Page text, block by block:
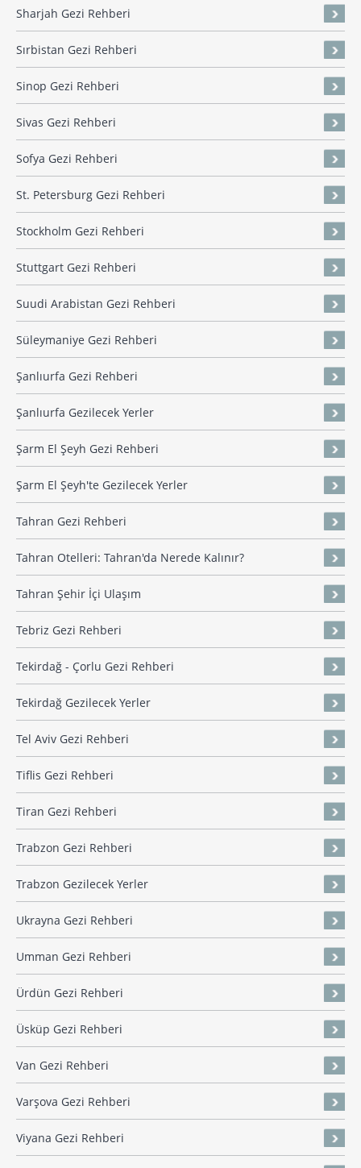
Sharjah Gezi Rehberi
Sırbistan Gezi Rehberi
Sinop Gezi Rehberi
Sivas Gezi Rehberi
Sofya Gezi Rehberi
St. Petersburg Gezi Rehberi
Stockholm Gezi Rehberi
Stuttgart Gezi Rehberi
Suudi Arabistan Gezi Rehberi
Süleymaniye Gezi Rehberi
Şanlıurfa Gezi Rehberi
Şanlıurfa Gezilecek Yerler
Şarm El Şeyh Gezi Rehberi
Şarm El Şeyh'te Gezilecek Yerler
Tahran Gezi Rehberi
Tahran Otelleri: Tahran'da Nerede Kalınır?
Tahran Şehir İçi Ulaşım
Tebriz Gezi Rehberi
Tekirdağ - Çorlu Gezi Rehberi
Tekirdağ Gezilecek Yerler
Tel Aviv Gezi Rehberi
Tiflis Gezi Rehberi
Tiran Gezi Rehberi
Trabzon Gezi Rehberi
Trabzon Gezilecek Yerler
Ukrayna Gezi Rehberi
Umman Gezi Rehberi
Ürdün Gezi Rehberi
Üsküp Gezi Rehberi
Van Gezi Rehberi
Varşova Gezi Rehberi
Viyana Gezi Rehberi